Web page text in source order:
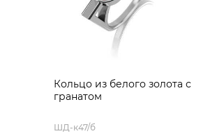
Кольцо из белого золота с
гранатом
ШД-к47/б